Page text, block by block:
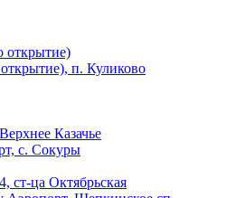
открытие)
п. Куликово
Казачье
с. Сокуры
ст-ца Октябрьская